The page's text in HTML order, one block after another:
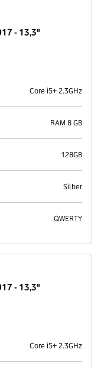
- 13,3"
Core i5+ 2.3GHz
RAM 8 GB
128GB
Silber
QWERTY
- 13,3"
Core i5+ 2.3GHz